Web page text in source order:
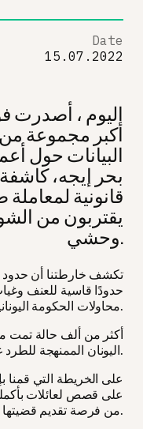
اليوم ، أصدرت
البيانات حول
بحر إيجه،
قانونية لمعاملة
يقتربون من
وحشي.
تكشف خارطتنا أن حدود
حدودًا قاسية للعنف
محاولات الحكومة اليونانية لإنكار هذه الجريمة.
أكثر من ألف حالة تمت
اليونان الممنهجة للطرد غير القانوني والوحشي.
على الخريطة التي قمنا
على قصص لعائلات
من فرصة تقديم قضيتها للحصول على اللجوء.
Date
15.07.2022